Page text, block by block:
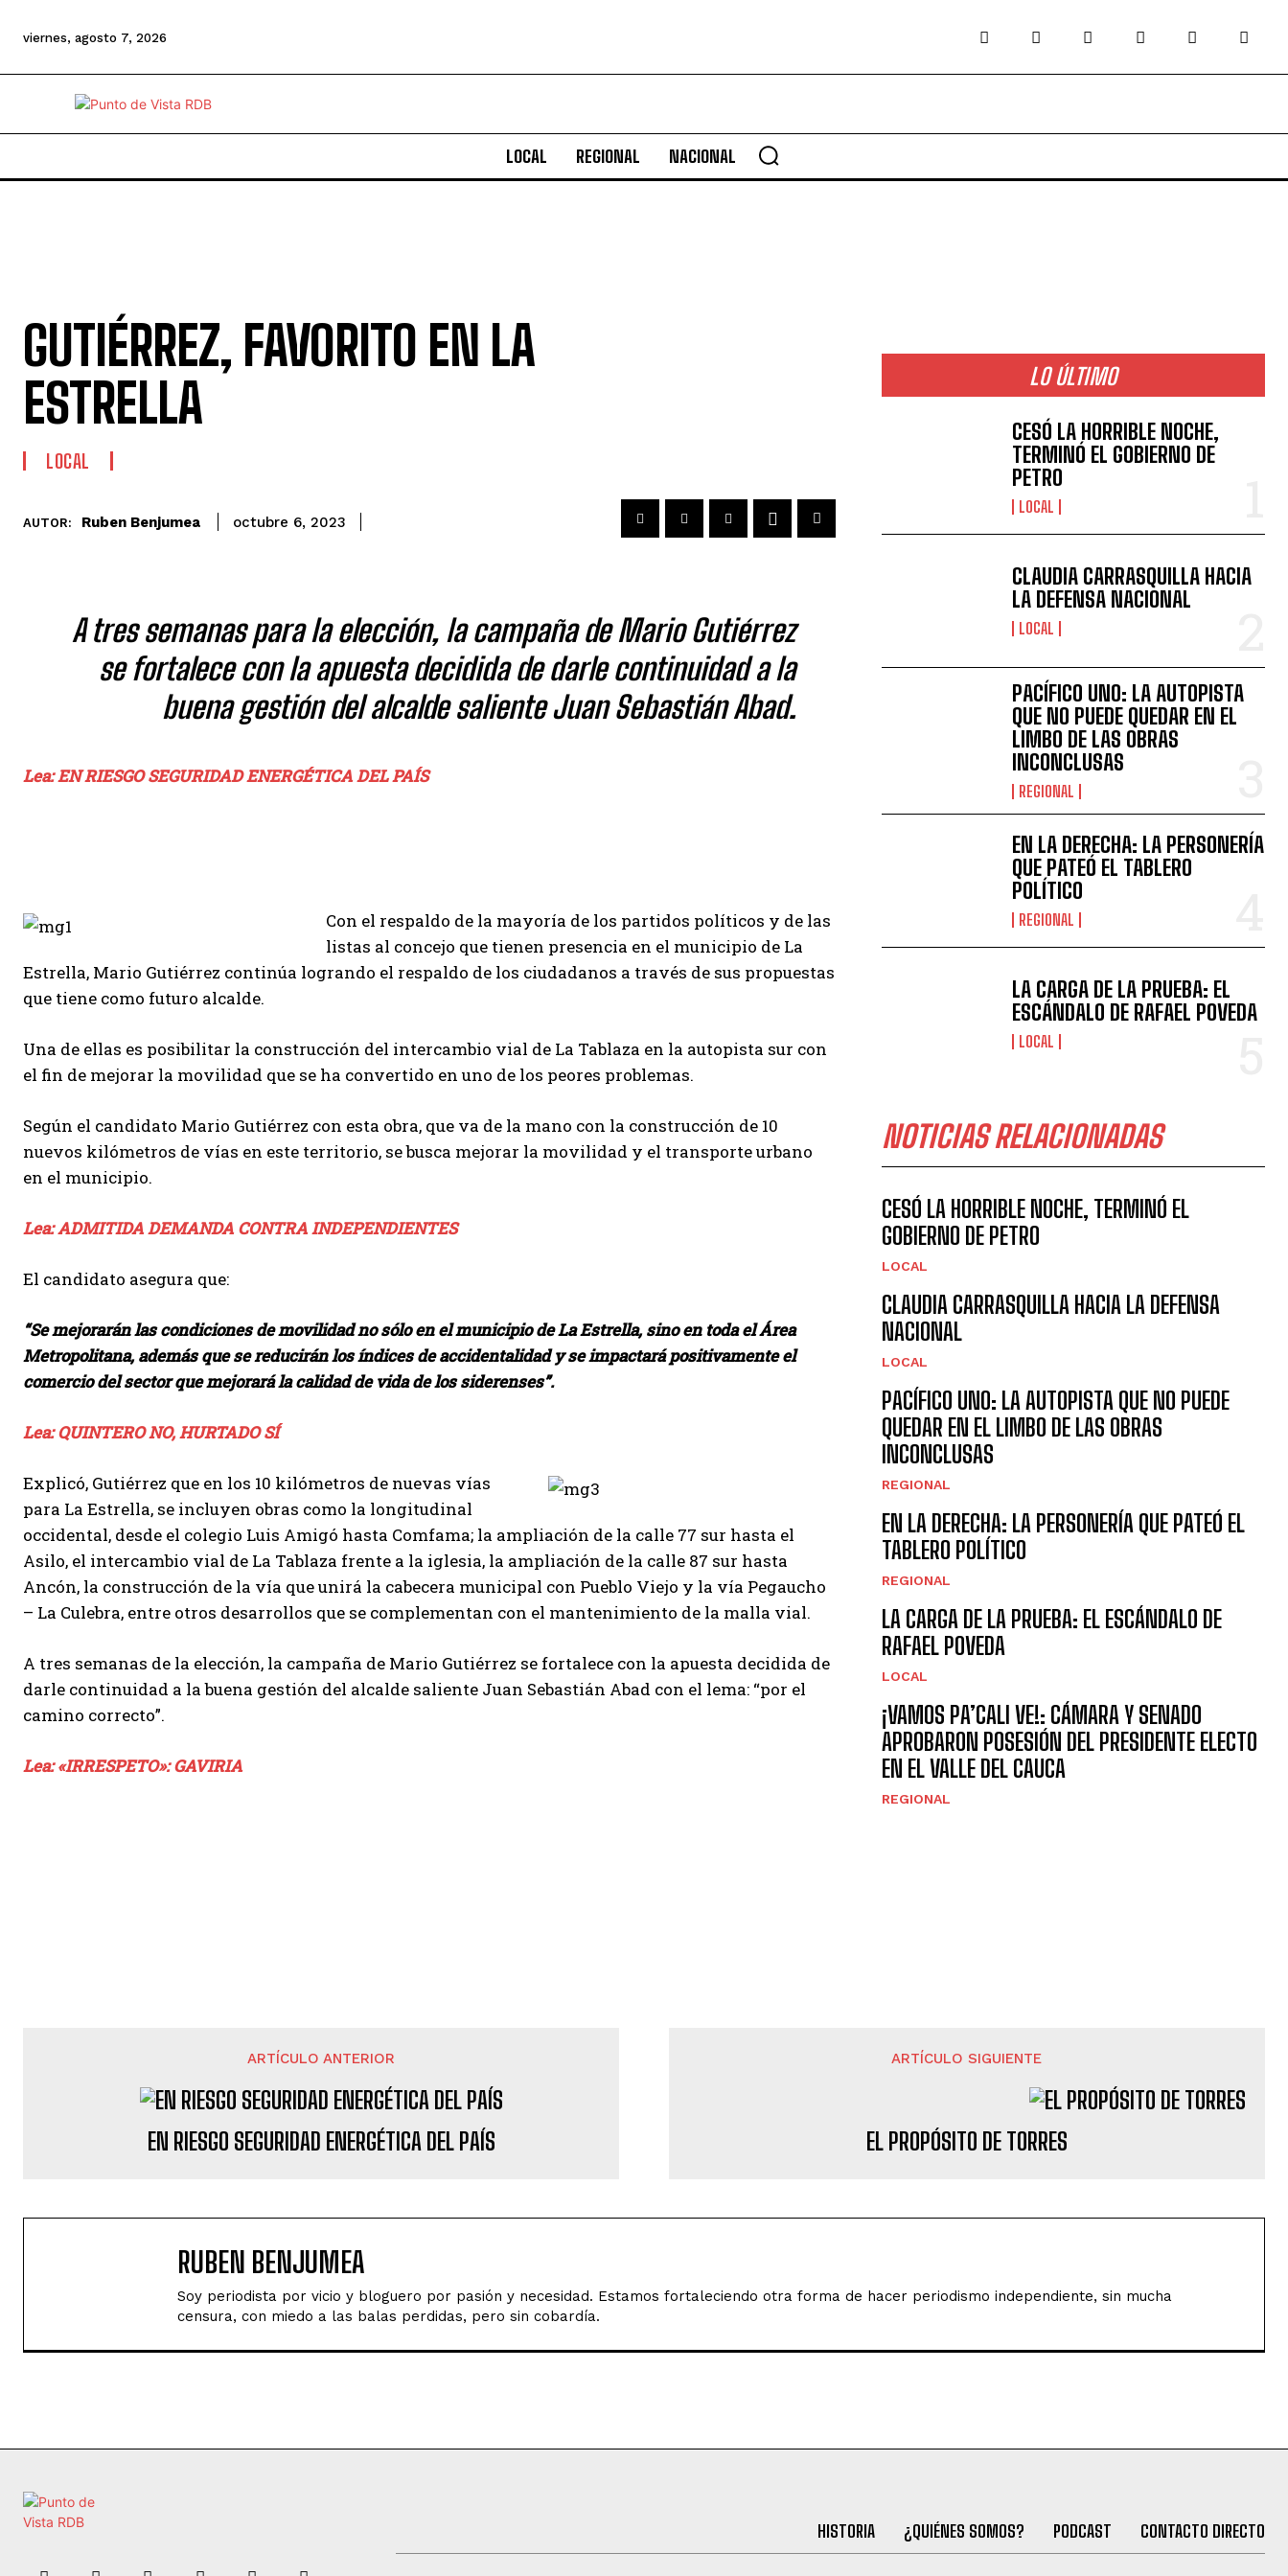
viernes, agosto 7, 2026
LOCAL REGIONAL NACIONAL
GUTIÉRREZ, FAVORITO EN LA
ESTRELLA
LOCAL
AUTOR: Ruben Benjumea octubre 6, 2023
A tres semanas para la elección, la campaña de Mario Gutiérrez
se fortalece con la apuesta decidida de darle continuidad a la
buena gestión del alcalde saliente Juan Sebastián Abad.
Lea: EN RIESGO SEGURIDAD ENERGÉTICA DEL PAÍS
Con el respaldo de la mayoría de los partidos políticos y de las
listas al concejo que tienen presencia en el municipio de La
Estrella, Mario Gutiérrez continúa logrando el respaldo de los ciudadanos a través de sus propuestas
que tiene como futuro alcalde.
Una de ellas es posibilitar la construcción del intercambio vial de La Tablaza en la autopista sur con
el fin de mejorar la movilidad que se ha convertido en uno de los peores problemas.
Según el candidato Mario Gutiérrez con esta obra, que va de la mano con la construcción de 10
nuevos kilómetros de vías en este territorio, se busca mejorar la movilidad y el transporte urbano
en el municipio.
Lea: ADMITIDA DEMANDA CONTRA INDEPENDIENTES
El candidato asegura que:
“Se mejorarán las condiciones de movilidad no sólo en el municipio de La Estrella, sino en toda el Área
Metropolitana, además que se reducirán los índices de accidentalidad y se impactará positivamente el
comercio del sector que mejorará la calidad de vida de los siderenses”.
Lea: QUINTERO NO, HURTADO SÍ
Explicó, Gutiérrez que en los 10 kilómetros de nuevas vías
para La Estrella, se incluyen obras como la longitudinal
occidental, desde el colegio Luis Amigó hasta Comfama; la ampliación de la calle 77 sur hasta el
Asilo, el intercambio vial de La Tablaza frente a la iglesia, la ampliación de la calle 87 sur hasta
Ancón, la construcción de la vía que unirá la cabecera municipal con Pueblo Viejo y la vía Pegaucho
– La Culebra, entre otros desarrollos que se complementan con el mantenimiento de la malla vial.
A tres semanas de la elección, la campaña de Mario Gutiérrez se fortalece con la apuesta decidida de
darle continuidad a la buena gestión del alcalde saliente Juan Sebastián Abad con el lema: “por el
camino correcto”.
Lea: «IRRESPETO»: GAVIRIA
LO ÚLTIMO
CESÓ LA HORRIBLE NOCHE,
TERMINÓ EL GOBIERNO DE
PETRO
LOCAL
CLAUDIA CARRASQUILLA HACIA
LA DEFENSA NACIONAL
LOCAL
PACÍFICO UNO: LA AUTOPISTA
QUE NO PUEDE QUEDAR EN EL
LIMBO DE LAS OBRAS
INCONCLUSAS
REGIONAL
EN LA DERECHA: LA PERSONERÍA
QUE PATEÓ EL TABLERO
POLÍTICO
REGIONAL
LA CARGA DE LA PRUEBA: EL
ESCÁNDALO DE RAFAEL POVEDA
LOCAL
NOTICIAS RELACIONADAS
CESÓ LA HORRIBLE NOCHE, TERMINÓ EL
GOBIERNO DE PETRO
LOCAL
CLAUDIA CARRASQUILLA HACIA LA DEFENSA
NACIONAL
LOCAL
PACÍFICO UNO: LA AUTOPISTA QUE NO PUEDE
QUEDAR EN EL LIMBO DE LAS OBRAS
INCONCLUSAS
REGIONAL
EN LA DERECHA: LA PERSONERÍA QUE PATEÓ EL
TABLERO POLÍTICO
REGIONAL
LA CARGA DE LA PRUEBA: EL ESCÁNDALO DE
RAFAEL POVEDA
LOCAL
¡VAMOS PA’CALI VE!: CÁMARA Y SENADO
APROBARON POSESIÓN DEL PRESIDENTE ELECTO
EN EL VALLE DEL CAUCA
REGIONAL
ARTÍCULO ANTERIOR
EN RIESGO SEGURIDAD ENERGÉTICA DEL PAÍS
ARTÍCULO SIGUIENTE
EL PROPÓSITO DE TORRES
RUBEN BENJUMEA
Soy periodista por vicio y bloguero por pasión y necesidad. Estamos fortaleciendo otra forma de hacer periodismo independiente, sin mucha
censura, con miedo a las balas perdidas, pero sin cobardía.
HISTORIA ¿QUIÉNES SOMOS? PODCAST CONTACTO DIRECTO